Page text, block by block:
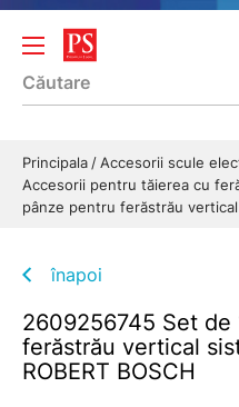
Principala Accesorii scule
Accesorii pentru tăierea cu
pânze pentru ferăstrău
înapoi
2609256745 Set de
ferăstrău vertical
ROBERT BOSCH